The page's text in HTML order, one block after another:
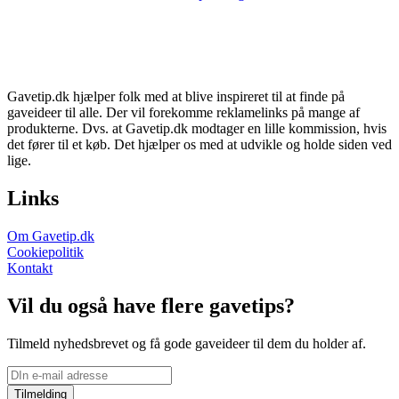
Gavetip.dk hjælper folk med at blive inspireret til at finde på
gaveideer til alle. Der vil forekomme reklamelinks på mange af
produkterne. Dvs. at Gavetip.dk modtager en lille kommission, hvis
det fører til et køb. Det hjælper os med at udvikle og holde siden ved
lige.
Links
Om Gavetip.dk
Cookiepolitik
Kontakt
Vil du også have flere gavetips?
Tilmeld nyhedsbrevet og få gode gaveideer til dem du holder af.
Tilmelding